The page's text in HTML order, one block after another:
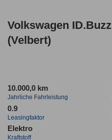
Volkswagen
(Velbert)
10.000,0 km
Jahrliche Fahrleistung
0.9
Leasingfaktor
Elektro
Kraftstoff